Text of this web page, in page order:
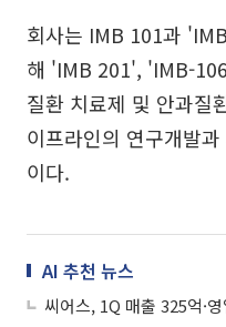
회사는 IMB 101과
해 'IMB 201', 'IMB-
질환 치료제 및 안과질
이프라인의 연구개발
이다.
AI 추천 뉴스
씨어스, 1Q 매출 325억·